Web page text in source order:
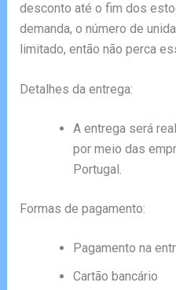
desconto até o fim dos
demanda, o número de
limitado, então não perca
Detalhes da entrega:
A entrega será
por meio das
Portugal.
Formas de pagamento:
Pagamento na
Cartão bancário